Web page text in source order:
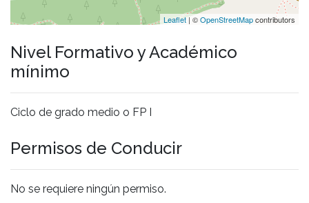
Leaflet | ©OpenStreetMapcontributors
Nivel Formativo y Académico
mínimo
Ciclo de grado medio o FP I
Permisos de Conducir
No se requiere ningún permiso.